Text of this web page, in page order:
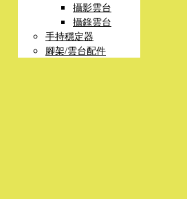
攝影雲台
攝錄雲台
手持穩定器
腳架/雲台配件